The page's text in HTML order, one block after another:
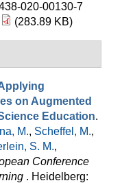
020-00130-7
(283.89 KB)
on Augmented
Education.
M., Scheffel, M.,
S. M.,
Conference
. Heidelberg: